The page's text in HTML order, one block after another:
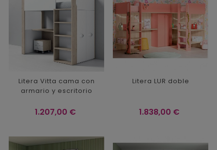
Litera Vitta cama con
armario y escritorio
Precio
1.207,00 €
Litera LUR doble
Precio
1.838,00 €